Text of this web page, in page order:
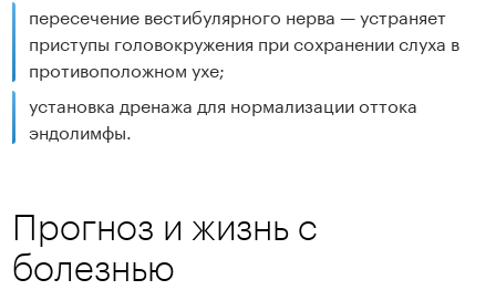
пересечение вестибулярного нерва — устраняет
приступы головокружения при сохранении слуха в
противоположном ухе;
установка дренажа для нормализации оттока
эндолимфы.
Прогноз и жизнь с
болезнью